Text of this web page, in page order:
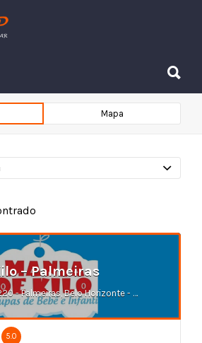
Mapa
– Palmeiras
Av. Dom João VI, 1220 - Palmeiras, Belo Horizonte - MG
5.0